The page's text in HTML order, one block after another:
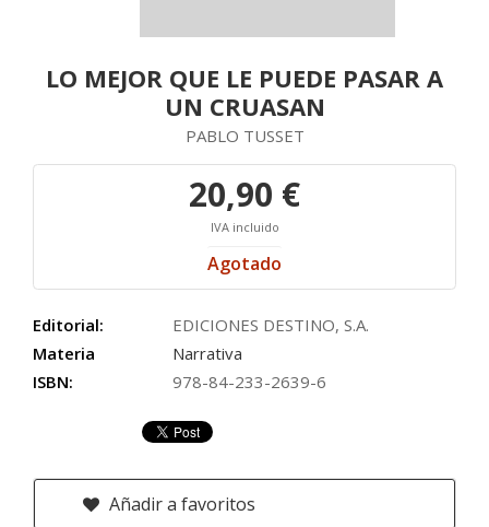
LO MEJOR QUE LE PUEDE PASAR A
UN CRUASAN
PABLO TUSSET
20,90 €
IVA incluido
Agotado
Editorial:
EDICIONES DESTINO, S.A.
Materia
Narrativa
ISBN:
978-84-233-2639-6
Añadir a favoritos